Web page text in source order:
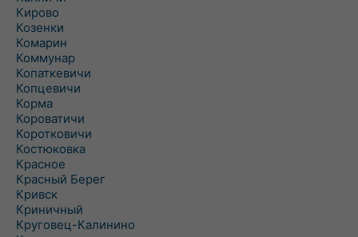
Кирово
Козенки
Комарин
Коммунар
Копаткевичи
Копцевичи
Корма
Короватичи
Коротковичи
Костюковка
Красное
Красный Берег
Кривск
Криничный
Круговец-Калинино